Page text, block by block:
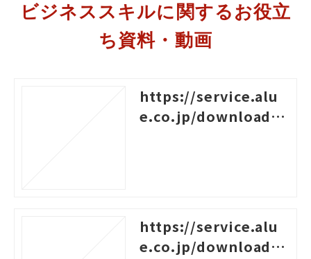
ビジネススキルに関するお役立
ち資料・動画
https://service.alu
e.co.jp/download/4
https://service.alu
e.co.jp/download/4